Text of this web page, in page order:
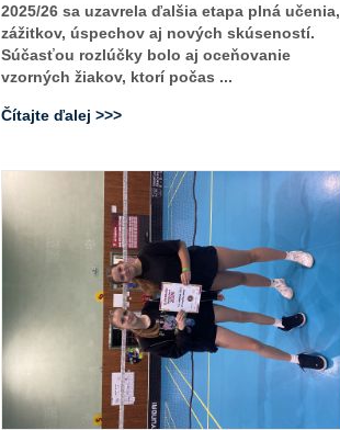
2025/26 sa uzavrela ďalšia etapa plná učenia,
zážitkov, úspechov aj nových skúseností.
Súčasťou rozlúčky bolo aj oceňovanie
vzorných žiakov, ktorí počas ...
Čítajte ďalej >>>